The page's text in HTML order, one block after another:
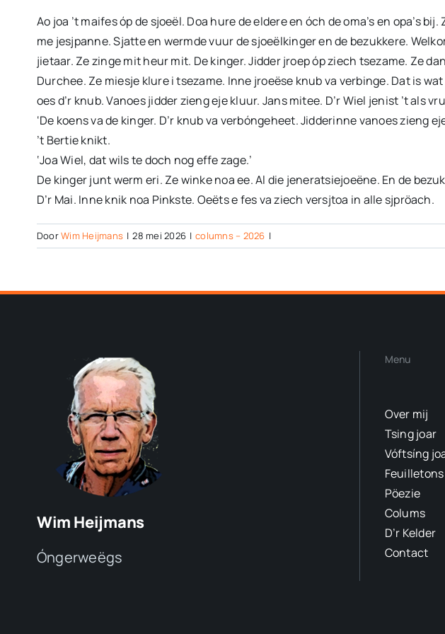
Ao joa ’t maifes óp de sjoeël. Doa hure de eldere en óch de oma’s en opa’s
me jesjpanne. Sjatte en wermde vuur de sjoeëlkinger en de bezukkere.
jietaar. Ze zinge mit heur mit. De kinger. Jidder jroep óp ziech tsezame. Ze
Durchee. Ze miesje klure i tsezame. Inne jroeëse knub va verbinge. Dat is
oes d’r knub. Vanoes jidder zieng eje kluur. Jans mitee. D’r Wiel jenist ’t als
‘De koens va de kinger. D’r knub va verbóngeheet. Jidderinne vanoes zieng
’t Bertie knikt.
‘Joa Wiel, dat wils te doch nog effe zage.’
De kinger junt werm eri. Ze winke noa ee. Al die jeneratsiejoeëne. En de
D’r Mai. Inne knik noa Pinkste. Oeëts e fes va ziech versjtoa in alle sjpröach.
DoorWim Heijmans | 28 mei 2026 | columns – 2026 |
Wim Heijmans
Óngerweëgs
Menu
Over mij
Tsing joar
Vóftsíng
Feuilletons
Pöezie
Colums
D’r Kelder
Contact